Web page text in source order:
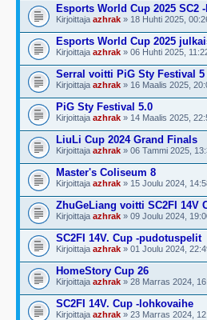
Esports World Cup 2025 SC2
Kirjoittaja azhrak » 18 Huhti 2025,
Esports World Cup 2025
Kirjoittaja azhrak » 06 Huhti 2025,
Serral voitti PiG Sty Festival 5
Kirjoittaja azhrak » 16 Maalis 2025,
PiG Sty Festival 5.0
Kirjoittaja azhrak » 14 Maalis 2025,
LiuLi Cup 2024 Grand Finals
Kirjoittaja azhrak » 06 Tammi 2025,
Master's Coliseum 8
Kirjoittaja azhrak » 15 Joulu 2024,
ZhuGeLiang voitti SC2FI 14V
Kirjoittaja azhrak » 09 Joulu 2024,
SC2FI 14V. Cup -pudotuspelit
Kirjoittaja azhrak » 01 Joulu 2024,
HomeStory Cup 26
Kirjoittaja azhrak » 28 Marras 2024,
SC2FI 14V. Cup -lohkovaihe
Kirjoittaja azhrak » 23 Marras 2024,